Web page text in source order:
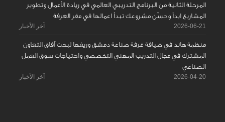
المرحلة الثانية من البرنامج التدريبي العالمي في ريادة الأعمال وتطوير
المشاريع ابدأ وحسّن مشروعك تبدأ اعمالها في مقر الغرفة
2026-06-21 آخر الأخبار
منظمة هاند في ضيافة غرفة صناعة دمشق وريفها لبحث آفاق التعاون
المشترك في مجال التدريب المهني التخصصي واحتياجات سوق العمل
الصناعي
2026-04-20 آخر الأخبار